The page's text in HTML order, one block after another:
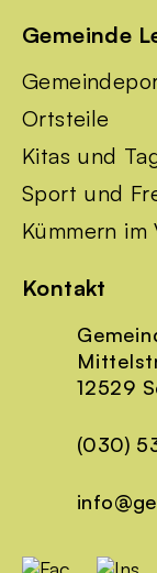
Gemeinde
Ortsteile
Kitas und
Sport und
Kümmern im
Kontakt
12529
(030)